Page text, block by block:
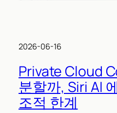
2026-06-16
Private Cloud
분할까, Siri AI
조적 한계